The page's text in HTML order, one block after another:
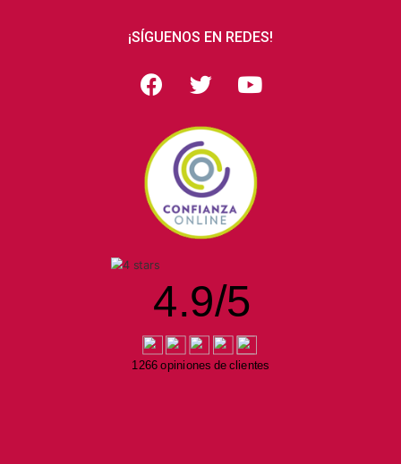
¡SÍGUENOS EN REDES!
4.9/5
1266 opiniones de clientes